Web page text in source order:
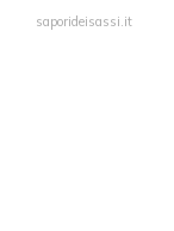
saporideisassi.it